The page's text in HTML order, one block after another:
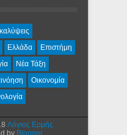
Ελλάδα
Επιστήμη
Νέα Τάξη
Οικονομία
Λόγιος Ερμής